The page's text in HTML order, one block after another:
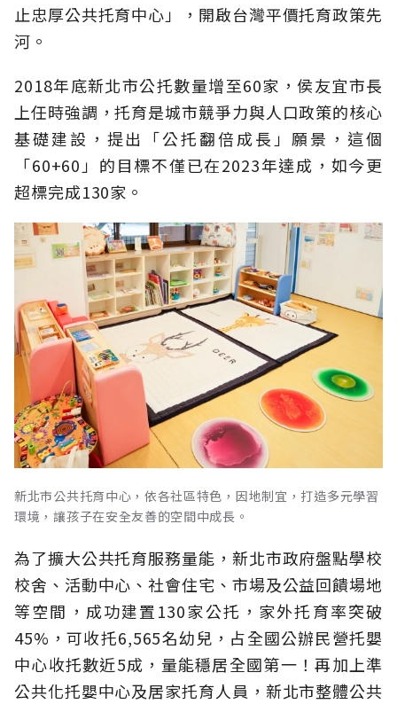
止忠厚公共托育中心」，開啟台灣平價托育政策先
河。
2018年底新北市公托數量增至60家，侯友宜市長
上任時強調，托育是城市競爭力與人口政策的核心
基礎建設，提出「公托翻倍成長」願景，這個
「60+60」的目標不僅已在2023年達成，如今更
超標完成130家。
新北市公共托育中心，依各社區特色，因地制宜，打造多元學習
環境，讓孩子在安全友善的空間中成長。
為了擴大公共托育服務量能，新北市政府盤點學校
校舍、活動中心、社會住宅、市場及公益回饋場地
等空間，成功建置130家公托，家外托育率突破
45%，可收托6,565名幼兒，占全國公辦民營托嬰
中心收托數近5成，量能穩居全國第一！再加上準
公共化托嬰中心及居家托育人員，新北市整體公共